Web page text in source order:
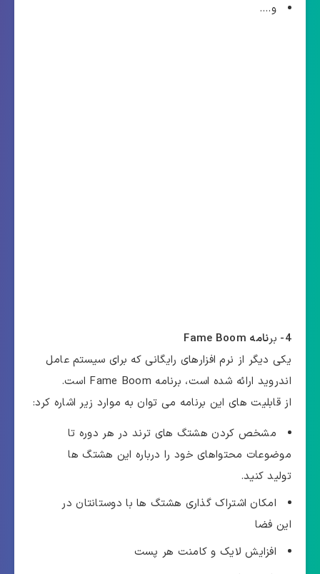
و….
4- برنامه Fame Boom
یکی دیگر از نرم افزارهای رایگانی که برای سیستم عامل
اندروید ارائه شده است، برنامه Fame Boom است.
از قابلیت های این برنامه می توان به موارد زیر اشاره کرد:
مشخص کردن هشتگ های ترند در هر دوره تا
موضوعات محتواهای خود را درباره این هشتگ ها
تولید کنید.
امکان اشتراک گذاری هشتگ ها با دوستانتان در
این فضا
افزایش لایک و کامنت هر پست